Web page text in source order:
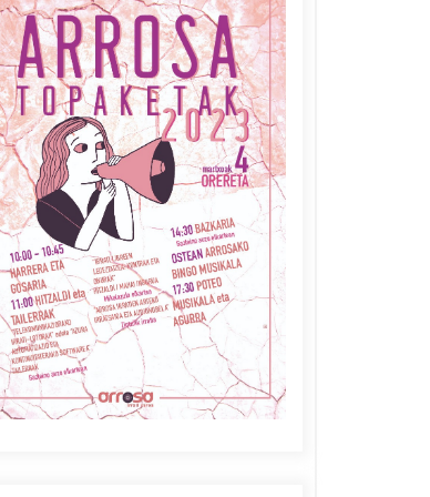
Azaroak 6 Iurretan Arrosa
sarearen IX. topaketak
2021/10/04
Berria egunkarian
elkarrizketa Arrosaren 20
urteez
2021/07/06
Arrosaren laburpen bideoa
Hamaika Telebistaren eskutik
2021/06/30